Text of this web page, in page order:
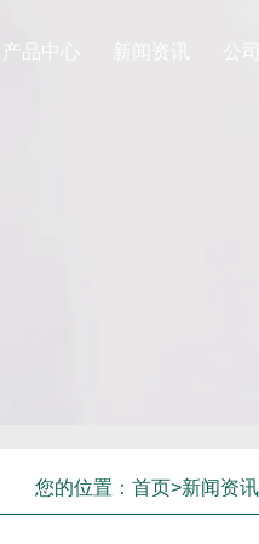
产品中心 新闻资讯 公
您的位置： 首页>新闻资讯